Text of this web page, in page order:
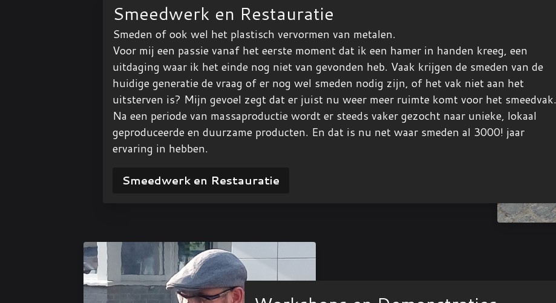
Smeedwerk en Restauratie
Smeden of ook wel het plastisch vervormen van metalen.
Voor mij een passie vanaf het eerste moment dat ik een hamer in handen kreeg, een
uitdaging waar ik het einde nog niet van gevonden heb. Vaak krijgen de smeden van de
huidige generatie de vraag of er nog wel smeden nodig zijn, of het vak niet aan het
uitsterven is? Mijn gevoel zegt dat er juist nu weer meer ruimte komt voor het smeedvak.
Na een periode van massaproductie wordt er steeds vaker gezocht naar unieke, lokaal
geproduceerde en duurzame producten. En dat is nu net waar smeden al 3000! jaar
ervaring in hebben.
Smeedwerk en Restauratie